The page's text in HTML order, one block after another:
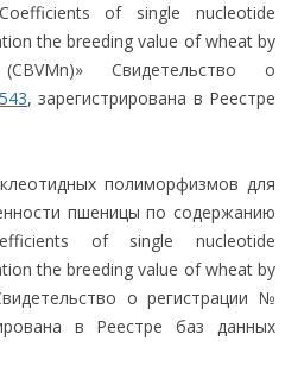
of single nucleotide
the breeding value of wheat by
Свидетельство о
, зарегистрирована в Реестре
полиморфизмов для
пшеницы по содержанию
of single nucleotide
the breeding value of wheat by
о регистрации №
в Реестре баз данных